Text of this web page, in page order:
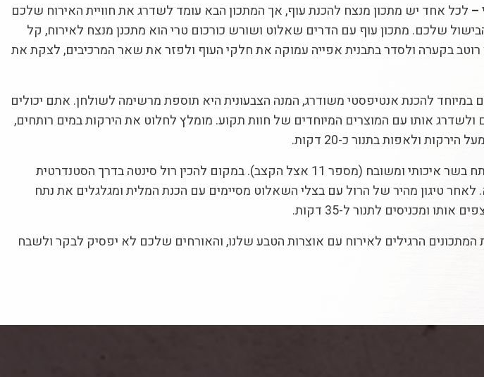
– לכל אחד יש מתכון מנצח להכנת עוף, אך המתכון הבא עומד לשדרג את חוויית האירוח שלכם
שלכם. מתכון עוף עם הדרים שאלוט ושורש כורכום טרי הוא מתכנן מנצח לאירוח, קל
רוטב בקערה ולסדר בתבנית אפייה עמוקה את חלקי העוף ולפזר את שאר המרכיבים, לצקת את
במיוחד להכנת אנטיפסטי משודרג, המנה הצבעונית היא תוספת מרשימה לשולחן. אתם יכולים
אותו עם המוצרים המיוחדים של חוות תקוע. מומלץ לחלוט את הירקות במים רותחים,
סינטה הוא נתח בשר איכותי ומשובח (מספר 11 אצל הקצב). במקום להכין רול סינטה בדרך הסטנדרטית
לאחר טיגון מהיר של הרול עם בצלי השאלוט מסיימים עם הכנת המלית ומגלגלים את נתח
ומכניסים לתנור ל-35 דקות.
הרגילים לאירוח עם אוצרות הטבע שלנו, והאורחים שלכם לא יפסיק לבקר ולשבח